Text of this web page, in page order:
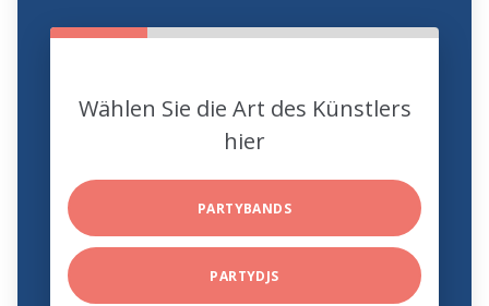
Wählen Sie die Art des Künstlers
hier
PARTYBANDS
PARTYDJS